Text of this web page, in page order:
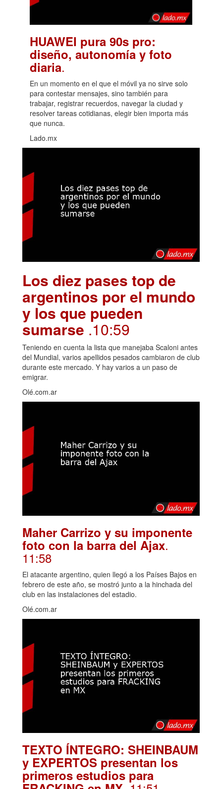
HUAWEI pura 90s pro:
diseño, autonomía y foto
diaria.
En un momento en el que el móvil ya no sirve solo
para contestar mensajes, sino también para
trabajar, registrar recuerdos, navegar la ciudad y
resolver tareas cotidianas, elegir bien importa más
que nunca.
Lado.mx
Los diez pases top de
argentinos por el mundo
y los que pueden
sumarse .10:59
Teniendo en cuenta la lista que manejaba Scaloni antes
del Mundial, varios apellidos pesados cambiaron de club
durante este mercado. Y hay varios a un paso de
emigrar.
Olé.com.ar
Maher Carrizo y su imponente
foto con la barra del Ajax.
11:58
El atacante argentino, quien llegó a los Países Bajos en
febrero de este año, se mostró junto a la hinchada del
club en las instalaciones del estadio.
Olé.com.ar
TEXTO ÍNTEGRO: SHEINBAUM
y EXPERTOS presentan los
primeros estudios para